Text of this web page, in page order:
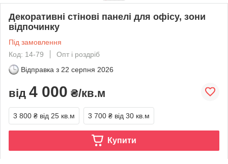
Декоративні стінові панелі для офісу, зони
відпочинку
Під замовлення
Код: 14-79
Опт і роздріб
Відправка з 22 серпня 2026
від 4 000 ₴/кв.м
3 800 ₴ від 25 кв.м 3 700 ₴ від 30 кв.м
Купити